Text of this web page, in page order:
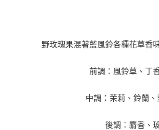
野玫瑰果混著藍風鈴各種花草香
前調：風鈴草、丁
中調：茉莉、鈴蘭
後調：麝香、